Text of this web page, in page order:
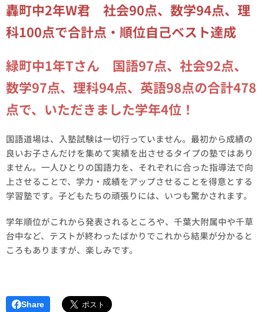
轟町中2年W君 社会90点、数学94点、理
科100点で合計点・順位自己ベスト達成
緑町中1年Tさん 国語97点、社会92点、
数学97点、理科94点、英語98点の合計478
点で、いただきました学年4位！
国語道場は、入塾試験は一切行っていません。最初から成績の
良いお子さんだけを集めて実績を出させるタイプの塾ではあり
ません。一人ひとりの国語力を、それぞれに合った指導法で向
上させることで、学力・成績をアップさせることを得意とする
学習塾です。子どもたちの頑張りには、いつも驚かされます。
学年順位がこれから発表されるところや、千葉大附属中や千草
台中など、テストが終わったばかりでこれから結果が分かると
ころもありますが、楽しみです。
Share